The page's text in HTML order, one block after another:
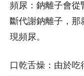
頻尿：鈉離子會從
斷代謝鈉離子，那
現頻尿。
口乾舌燥：由於吃